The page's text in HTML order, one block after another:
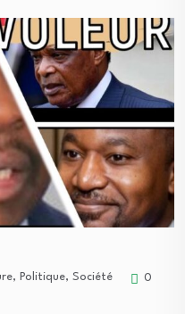
, Politique, Société 0